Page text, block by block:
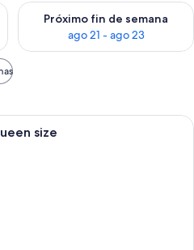
este fin de semana ago 14 -
Próximo fin de semana
ago 21 - ago 23
Consulta la disponibilidad
Una habitación de hotel con cama,
size